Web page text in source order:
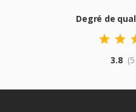
Degré de
3.8